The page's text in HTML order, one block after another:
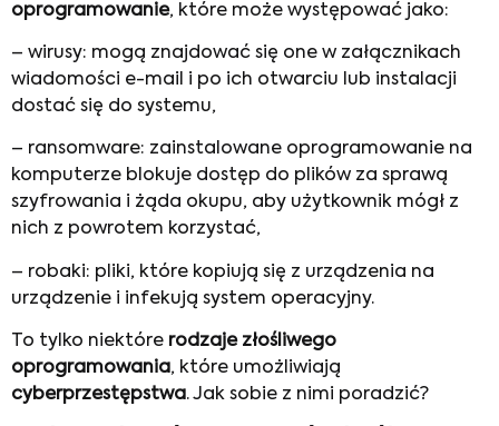
oprogramowanie, które może występować jako:
– wirusy: mogą znajdować się one w załącznikach
wiadomości e-mail i po ich otwarciu lub instalacji
dostać się do systemu,
– ransomware: zainstalowane oprogramowanie na
komputerze blokuje dostęp do plików za sprawą
szyfrowania i żąda okupu, aby użytkownik mógł z
nich z powrotem korzystać,
– robaki: pliki, które kopiują się z urządzenia na
urządzenie i infekują system operacyjny.
To tylko niektóre rodzaje złośliwego
oprogramowania, które umożliwiają
cyberprzestępstwa. Jak sobie z nimi poradzić?